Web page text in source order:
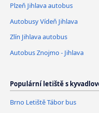
Plzeň Jihlava autobus
Autobusy Vídeň Jihlava
Zlín Jihlava autobus
Autobus Znojmo - Jihlava
Populární letiště s
Brno Letiště Tábor bus